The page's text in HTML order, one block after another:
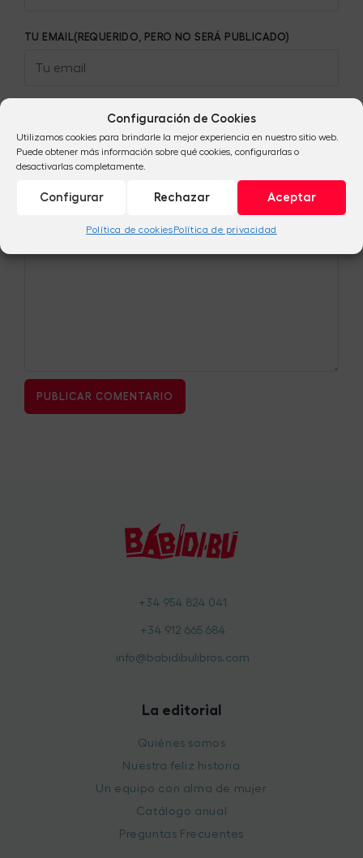
Configuración de Cookies
Utilizamos cookies para brindarle la mejor experiencia en nuestro sitio web.
Puede obtener más información sobre qué cookies, configurarlas o
desactivarlas completamente.
Aceptar
Rechazar
Configurar
Política de cookiesPolítica de privacidad
TU EMAIL(REQUERIDO, PERO NO SERÁ PUBLICADO)
SI TIENES UNO (NO ES OBLIGATORIO))
+34 954 824 041
+34 912 665 684
info@babidibulibros.com
La editorial
Quiénes somos
Nuestra feliz historia
Un equipo con alma de mujer
Catálogo anual
Preguntas Frecuentes